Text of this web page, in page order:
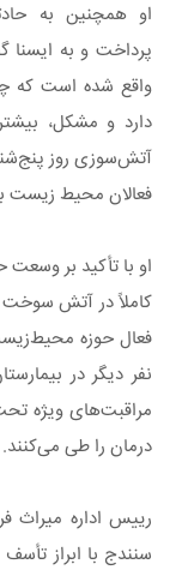
او همچنین به
پرداخت و به
واقع شده است که
دارد و مشکل،
آتش‌سوزی روز
فعالان محیط زیست
کاملاً در آتش سوخت
فعال حوزه
نفر دیگر در
مراقبت‌های ویژه
درمان را طی می‌کنند.
رییس اداره میراث
سنندج با ابراز